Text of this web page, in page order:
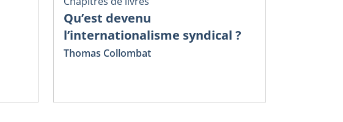
Qu’est devenu
l’internationalisme syndical ?
Thomas Collombat